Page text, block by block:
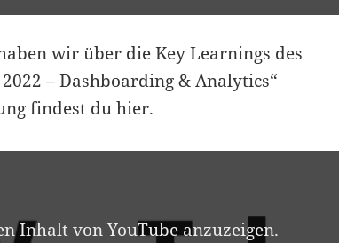
wir über die Key Learnings des
2022 – Dashboarding & Analytics“
findest du hier.
Inhalt von YouTube anzuzeigen.